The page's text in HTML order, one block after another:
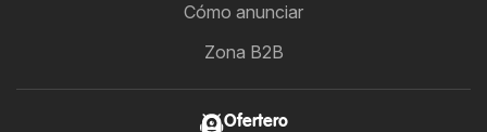
Cómo anunciar
Zona B2B
Ofertero